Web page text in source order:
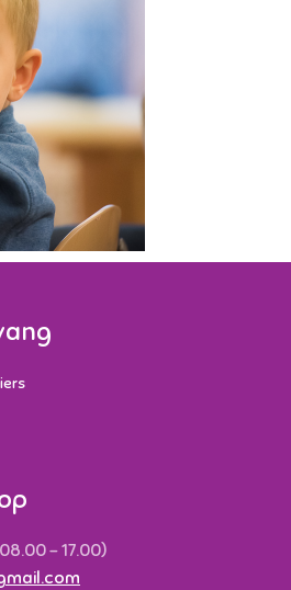
- 17.00)